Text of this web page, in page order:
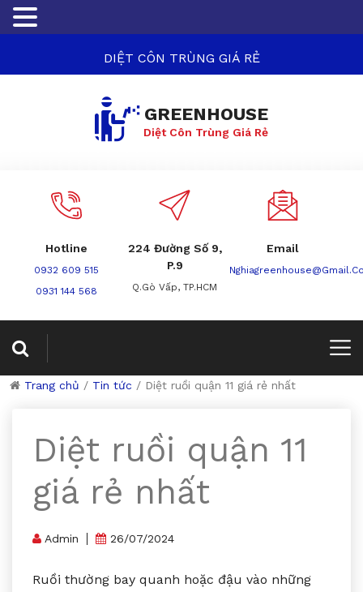
DIỆT CÔN TRÙNG GIÁ RẺ
GREENHOUSE
Diệt Côn Trùng Giá Rẻ
Hotline
0932 609 515
0931 144 568
224 Đường Số 9,
P.9
Q.Gò Vấp, TP.HCM
Email
Trang chủ / Tin tức / Diệt ruồi quận 11 giá rẻ nhất
Diệt ruồi quận 11
giá rẻ nhất
Admin 26/07/2024
Ruồi thường bay quanh hoặc đậu vào những